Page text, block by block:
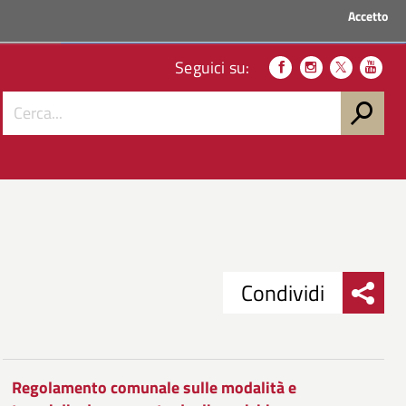
Accetto
Seguici su:
su
Condividi
Condividi
Regolamento comunale sulle modalità e